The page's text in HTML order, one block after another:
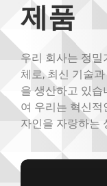
제품
우리 회사는 정밀
체로, 최신 기술
을 생산하고 있습
여 우리는 혁신적
자인을 자랑하는